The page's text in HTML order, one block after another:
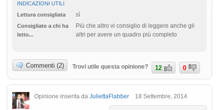
INDICAZIONI UTILI
Lettura consigliata
sì
Consigliato a chi ha
letto...
Più che altro vi consiglio di leggere anche gli
altri per avere un quadro più completo
Commenti (2) Trovi utile questa opinione? 12 0
Opinione inserita da JuliettaFlabber 18 Settembre, 2014